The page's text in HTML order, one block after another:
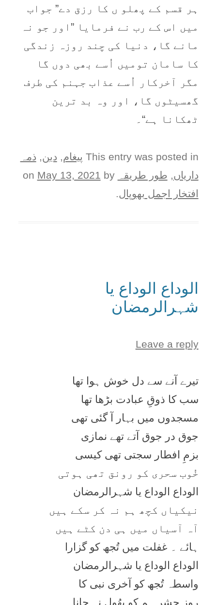
ہر قسم کے پھلو ں کا رزق دے” جواب
میں اس کے رب نے فرمایا ”اور جو نہ
مانے گا، دنیا کی چند روزہ زندگی
کا سامان تومیں اُسے بھی دوں گا
مگر آخرکار اُسے عذاب جہنم کی طرف
گھسیٹوں گا، اور وہ بد ترین
ٹھکانا ہے“۔
This entry was posted in پيغام دین
ذمہ
دارياں
طور طريقہ on
May 13, 2021 by
افتخار اجمل بھوپال
الوداع الوداع یا
شہرالرمضان
Leave a reply
تیرے آنے سے دل خوش ہوا تھا
سب کا ذوقِ عبادت بڑھا تھا
مسجدوں میں بہار آ گئی تھی
جوق در جوق آتے تھے نمازی
بزمِ افطار سجتی تھی کیسی
خُوب سحری کو رونق تھی ہوتی
الوداع الوداع یا شہرالرمضان
نیکیاں کچھ ہم نہ کر سکے ہیں
آہ آسیاں میں ہی دن کٹے ہیں
ہائے ۔ غفلت میں تُجھ کو گزارا
الوداع الوداع یا شہرالرمضان
واسطہ تُجھ کو آخری نبی کا
روزِ حشر ہم کو بھُول نہ جانا